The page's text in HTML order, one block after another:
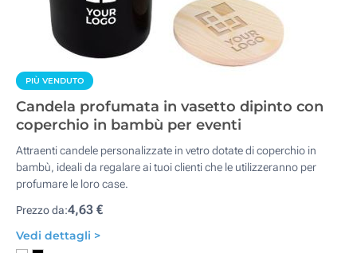
PIÙ VENDUTO
Candela profumata in vasetto dipinto con
coperchio in bambù per eventi
Attraenti candele personalizzate in vetro dotate di coperchio in
bambù, ideali da regalare ai tuoi clienti che le utilizzeranno per
profumare le loro case.
Prezzo da:4,63 €
Vedi dettagli >